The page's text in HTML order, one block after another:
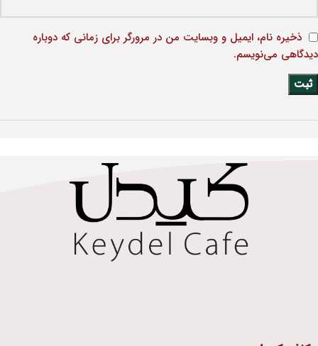
ذخیره نام، ایمیل و وبسایت من در مرورگر برای زمانی که دوباره
دیدگاهی می‌نویسم.